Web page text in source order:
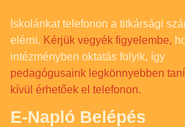
Iskolánkat telefonon a titkársági
elérni. Kérjük vegyék figyelembe,
intézményben oktatás folyik, így
pedagógusaink legkönnyebben
kívül érhetőek el telefonon.
E-Napló Belépés